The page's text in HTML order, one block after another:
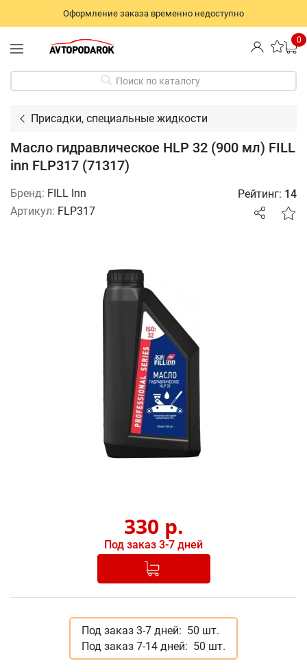
Оформление заказа временно недоступно
0
Поиск по каталогу
Присадки, специальные жидкости
Масло гидравлическое HLP 32 (900 мл) FILL
inn FLP317 (71317)
Бренд: FILL Inn
Артикул: FLP317
Рейтинг: 14
330 р.
Под заказ 3-7 дней
Добавлено в корзину
Под заказ 3-7 дней: 50 шт.
Под заказ 7-14 дней: 50 шт.